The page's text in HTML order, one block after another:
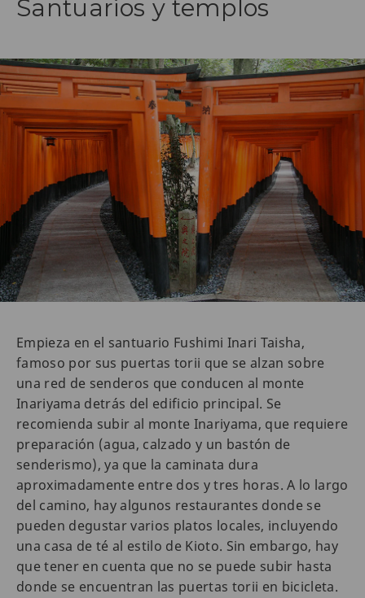
Santuarios y templos
Empieza en el santuario Fushimi Inari Taisha,
famoso por sus puertas torii que se alzan sobre
una red de senderos que conducen al monte
Inariyama detrás del edificio principal. Se
recomienda subir al monte Inariyama, que requiere
preparación (agua, calzado y un bastón de
senderismo), ya que la caminata dura
aproximadamente entre dos y tres horas. A lo largo
del camino, hay algunos restaurantes donde se
pueden degustar varios platos locales, incluyendo
una casa de té al estilo de Kioto. Sin embargo, hay
que tener en cuenta que no se puede subir hasta
donde se encuentran las puertas torii en bicicleta.